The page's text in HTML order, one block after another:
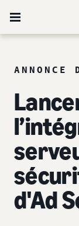
ANNONCE
d'Ad